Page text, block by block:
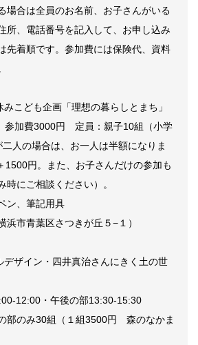
場合は全員のお名前、お子さんがいる
所、電話番号を記入して、お申し込み
先着順です。参加費には保険代、資料
こども企画「理想の暮らしとまち」
加費3000円 定員：親子10組（小学
人の場合は、お一人は半額になりま
1500円。また、お子さんだけの参加も
時にご相談ください）。
ン、筆記用具
浜市青葉区さつきが丘５−１）
ザイン・四井真治さんにきく土の世
12:00・午後の部13:30-15:30
部のみ30組（１組3500円 森のなかま